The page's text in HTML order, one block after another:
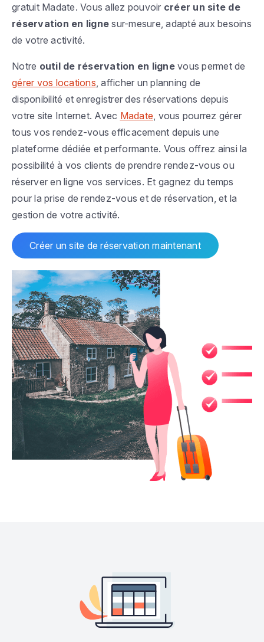
gratuit Madate. Vous allez pouvoir créer un site de
réservation en ligne sur-mesure, adapté aux besoins
de votre activité.
Notre outil de réservation en lignevous permet de
gérer vos locations , afficher un planning de
disponibilité et enregistrer des réservations depuis
votre site Internet. Avec Madate , vous pourrez gérer
tous vos rendez-vous efficacement depuis une
plateforme dédiée et performante. Vous offrez ainsi la
possibilité à vos clients de prendre rendez-vous ou
réserver en ligne vos services. Et gagnez du temps
pour la prise de rendez-vous et de réservation, et la
gestion de votre activité.
Créer un site de réservation maintenant